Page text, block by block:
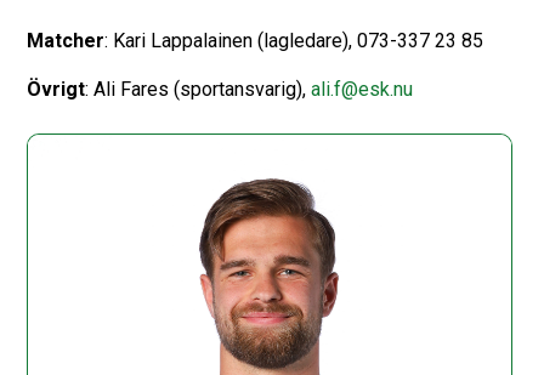
Matcher: Kari Lappalainen (lagledare), 073-337 23 85
Övrigt: Ali Fares (sportansvarig),ali.f@esk.nu